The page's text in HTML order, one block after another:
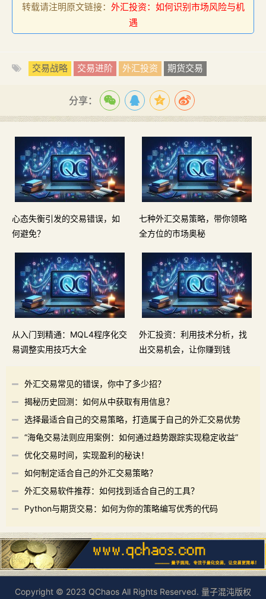
转载请注明原文链接： 外汇投资：如何识别市场风险与机
遇
交易战略 交易进阶 外汇投资 期货交易
分享：
心态失衡引发的交易错误，如
何避免？
七种外汇交易策略，带你领略
全方位的市场奥秘
从入门到精通：MQL4程序化交
易调整实用技巧大全
外汇投资：利用技术分析，找
出交易机会，让你赚到钱
外汇交易常见的错误，你中了多少招？
揭秘历史回测：如何从中获取有用信息？
选择最适合自己的交易策略，打造属于自己的外汇交易优势
“海龟交易法则应用案例：如何通过趋势跟踪实现稳定收益”
优化交易时间，实现盈利的秘诀！
如何制定适合自己的外汇交易策略？
外汇交易软件推荐：如何找到适合自己的工具？
Python与期货交易：如何为你的策略编写优秀的代码
Copyright © 2023 QChaos All Rights Reserved. 量子混沌版权